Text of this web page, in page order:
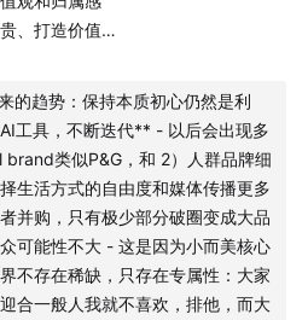
」、「效果之术」，以及拥有
伴，助力品牌加速。
消费品牌、营销趋势、职业发
谈性播客。由刀姐doris和刀法
、打造价值
设计和功能价值后，**下一步是讲
产思维、物的思维理解
，才能保持price，然后持续研发、
低的，有内卷和抄袭的问题，也比
而让你越来越便宜
，要all-in：才符合时代大
有资源倾斜
的趋势：保持本质初心仍然是利
工具，不断迭代** - 以后会出现多
类似P&G，和 2）人群品牌细
生活方式的自由度和媒体传播更多
并购，只有极少部分破圈变成大品
可能性不大 - 这是因为小而美核心
不存在稀缺，只存在专属性：大家
合一般人我就不喜欢，排他，而大